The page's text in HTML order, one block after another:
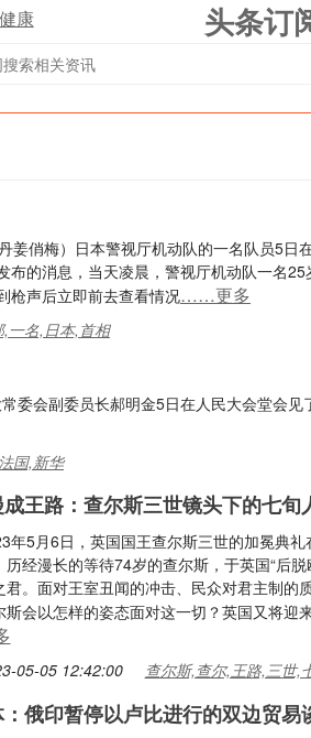
健康 头条订
姜俏梅）日本警视厅机动队的一名队员5日
的消息，当天凌晨，警视厅机动队一名
枪声后立即前去查看情况……更多
一名,日本,首相
委会副委员长郝明金5日在人民大会堂会
国,新华
王路：查尔斯三世镜头下的七旬
年5月6日，英国国王查尔斯三世的加冕典
历经漫长的等待74岁的查尔斯，于英国“后
君。面对王室丑闻的冲击、民众对君主制的
斯会以怎样的姿态面对这一切？英国又将迎
05-05 12:42:00 查尔斯,查尔,王路,三世,
俄印暂停以卢比进行的双边贸易